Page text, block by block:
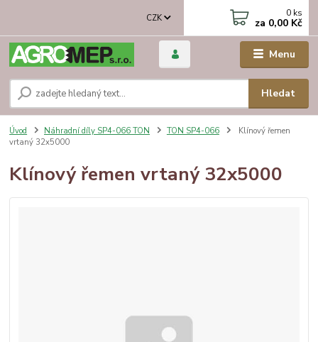
Menu
CZK
Hledat
0 ks
za 0,00 Kč
Úvod Náhradní díly SP4-066 TON TON SP4-066
Klínový řemen
vrtaný 32x5000
Klínový řemen vrtaný 32x5000